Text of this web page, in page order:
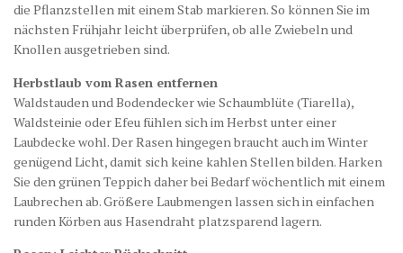
die Pflanzstellen mit einem Stab markieren. So können Sie im
nächsten Frühjahr leicht überprüfen, ob alle Zwiebeln und
Knollen ausgetrieben sind.
Herbstlaub vom Rasen entfernen
Waldstauden und Bodendecker wie Schaumblüte (Tiarella),
Waldsteinie oder Efeu fühlen sich im Herbst unter einer
Laubdecke wohl. Der Rasen hingegen braucht auch im Winter
genügend Licht, damit sich keine kahlen Stellen bilden. Harken
Sie den grünen Teppich daher bei Bedarf wöchentlich mit einem
Laubrechen ab. Größere Laubmengen lassen sich in einfachen
runden Körben aus Hasendraht platzsparend lagern.